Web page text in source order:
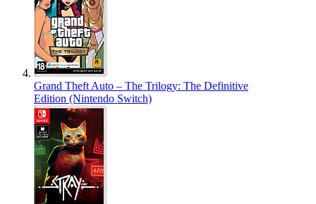
Grand Theft Auto – The Trilogy: The Definitive
Edition (Nintendo Switch)